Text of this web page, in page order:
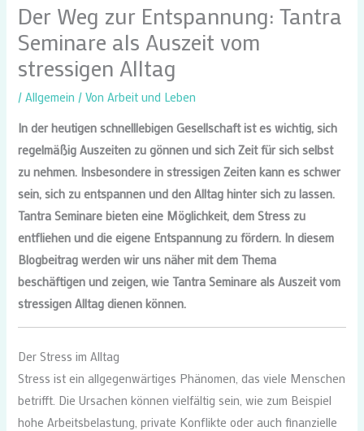
Der Weg zur Entspannung: Tantra
Seminare als Auszeit vom
stressigen Alltag
/Allgemein / VonArbeit und Leben
In der heutigen schnelllebigen Gesellschaft ist es wichtig, sich
regelmäßig Auszeiten zu gönnen und sich Zeit für sich selbst
zu nehmen. Insbesondere in stressigen Zeiten kann es schwer
sein, sich zu entspannen und den Alltag hinter sich zu lassen.
Tantra Seminare bieten eine Möglichkeit, dem Stress zu
entfliehen und die eigene Entspannung zu fördern. In diesem
Blogbeitrag werden wir uns näher mit dem Thema
beschäftigen und zeigen, wie Tantra Seminare als Auszeit vom
stressigen Alltag dienen können.
Der Stress im Alltag
Stress ist ein allgegenwärtiges Phänomen, das viele Menschen
betrifft. Die Ursachen können vielfältig sein, wie zum Beispiel
hohe Arbeitsbelastung, private Konflikte oder auch finanzielle